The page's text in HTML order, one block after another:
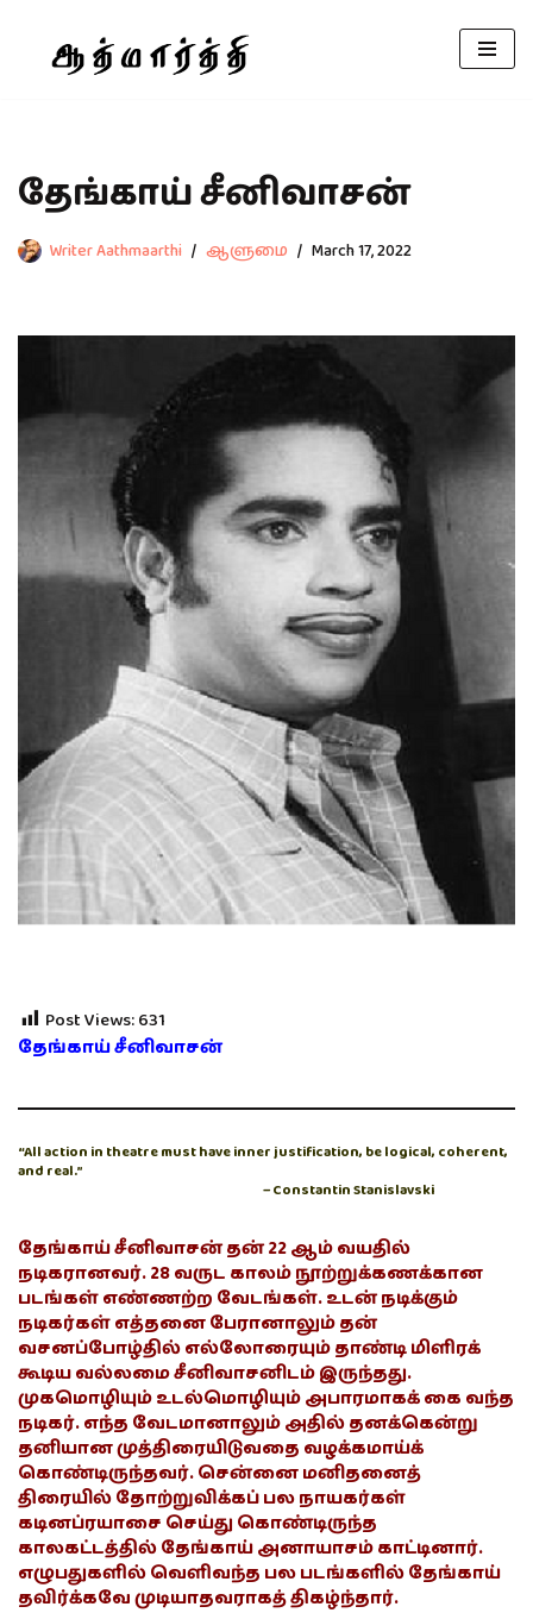
தேங்காய் சீனிவாசன்
Writer Aathmaarthi ஆளுமை March 17, 2022
Post Views:631
தேங்காய் சீனிவாசன்
“All action in theatre must have inner justification, be logical, coherent,
and real.”
– Constantin Stanislavski
தேங்காய் சீனிவாசன் தன் 22 ஆம் வயதில்
நடிகரானவர். 28 வருட காலம் நூற்றுக்கணக்கான
படங்கள் எண்ணற்ற வேடங்கள். உடன் நடிக்கும்
நடிகர்கள் எத்தனை பேரானாலும் தன்
வசனப்போழ்தில் எல்லோரையும் தாண்டி மிளிரக்
கூடிய வல்லமை சீனிவாசனிடம் இருந்தது.
முகமொழியும் உடல்மொழியும் அபாரமாகக் கை வந்த
நடிகர். எந்த வேடமானாலும் அதில் தனக்கென்று
தனியான முத்திரையிடுவதை வழக்கமாய்க்
கொண்டிருந்தவர். சென்னை மனிதனைத்
திரையில் தோற்றுவிக்கப் பல நாயகர்கள்
கடினப்ரயாசை செய்து கொண்டிருந்த
காலகட்டத்தில் தேங்காய் அனாயாசம் காட்டினார்.
எழுபதுகளில் வெளிவந்த பல படங்களில் தேங்காய்
தவிர்க்கவே முடியாதவராகத் திகழ்ந்தார்.